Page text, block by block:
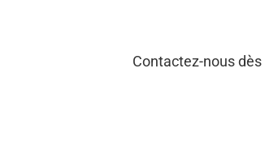
Contactez-nous